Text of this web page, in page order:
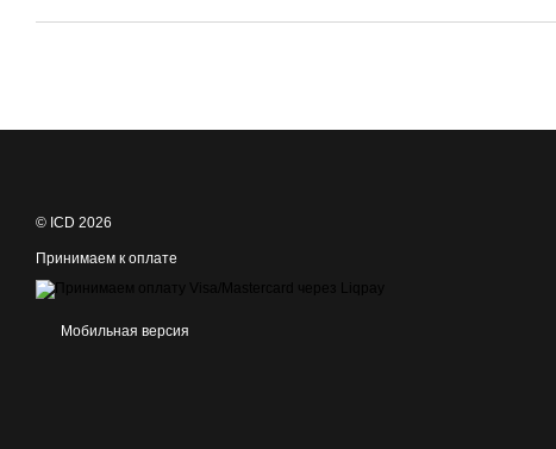
© ICD 2026
Принимаем к оплате
Мобильная версия